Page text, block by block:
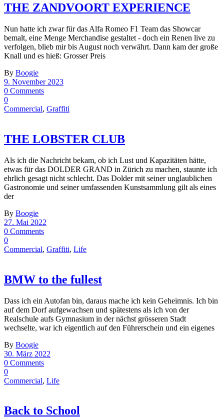
THE ZANDVOORT EXPERIENCE
Nun hatte ich zwar für das Alfa Romeo F1 Team das Showcar
bemalt, eine Menge Merchandise gestaltet - doch ein Renen live zu
verfolgen, blieb mir bis August noch verwährt. Dann kam der große
Knall und es hieß: Grosser Preis
By Boogie
9. November 2023
0 Comments
0
Commercial, Graffiti
THE LOBSTER CLUB
Als ich die Nachricht bekam, ob ich Lust und Kapazitäten hätte,
etwas für das DOLDER GRAND in Zürich zu machen, staunte ich
ehrlich gesagt nicht schlecht. Das Dolder mit seiner unglaublichen
Gastronomie und seiner umfassenden Kunstsammlung gilt als eines
der
By Boogie
27. Mai 2022
0 Comments
0
Commercial, Graffiti, Life
BMW to the fullest
Dass ich ein Autofan bin, daraus mache ich kein Geheimnis. Ich bin
auf dem Dorf aufgewachsen und spätestens als ich von der
Realschule aufs Gymnasium in der nächst grösseren Stadt
wechselte, war ich eigentlich auf den Führerschein und ein eigenes
By Boogie
30. März 2022
0 Comments
0
Commercial, Life
Back to School